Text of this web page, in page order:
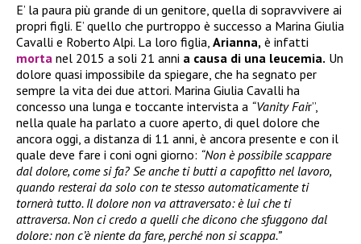
E’ la paura più grande di un genitore, quella di sopravvivere ai
propri figli. E’ quello che purtroppo è successo a Marina Giulia
Cavalli e Roberto Alpi. La loro figlia, Arianna, è infatti
morta nel 2015 a soli 21 anni a causa di una leucemia. Un
dolore quasi impossibile da spiegare, che ha segnato per
sempre la vita dei due attori. Marina Giulia Cavalli ha
concesso una lunga e toccante intervista a “Vanity Fair”,
nella quale ha parlato a cuore aperto, di quel dolore che
ancora oggi, a distanza di 11 anni, è ancora presente e con il
quale deve fare i coni ogni giorno: “Non è possibile scappare
dal dolore, come si fa? Se anche ti butti a capofitto nel lavoro,
quando resterai da solo con te stesso automaticamente ti
tornerà tutto. Il dolore non va attraversato: è lui che ti
attraversa. Non ci credo a quelli che dicono che sfuggono dal
dolore: non c’è niente da fare, perché non si scappa.”